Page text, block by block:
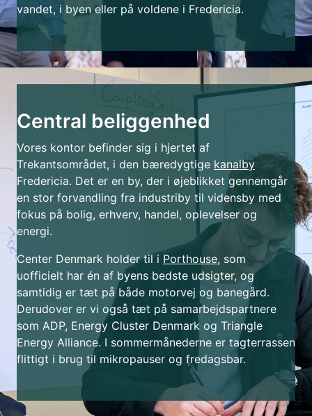
vandet, i byen eller på voldene i Fredericia.
Central beliggenhed
Vores kontor befinder sig i hjertet af
Trekantsområdet, i den bæredygtige kanalby
Fredericia. Det er en by, der i øjeblikket gennemgår
en stor forvandling fra industriby til vidensby med
fokus på bolig, erhverv, handel, oplevelser og
energi.
Center Denmark holder til i Porthouse, som
uofficielt har én af byens bedste udsigter, og
samtidig er tæt på både motorvej og banegård.
Derudover er vi også tæt på samarbejdspartnere
som ADP, Energy Cluster Denmark og Triangle
Energy Alliance. I sommermånederne er tagterrassen
flittigt i brug til mikropauser og fredagsbar.